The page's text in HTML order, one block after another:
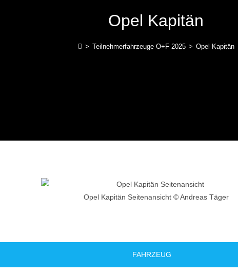
Opel Kapitän
> Teilnehmerfahrzeuge O+F 2025 > Opel Kapitän
Opel Kapitän Seitenansicht © Andreas Täger
FAHRZEUG